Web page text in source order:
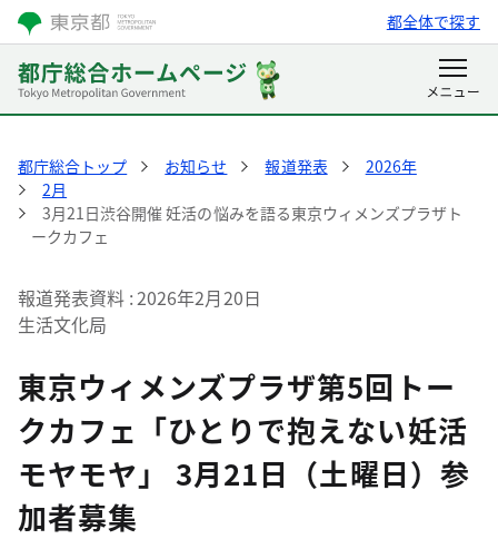
都全体で探す
都庁総合トップ お知らせ 報道発表
2026年
2月
3月21日渋谷開催 妊活の悩みを語る東京ウィメンズプラザト
ークカフェ
報道発表資料 2026年2月20日
生活文化局
東京ウィメンズプラザ第5回トー
クカフェ「ひとりで抱えない妊活
モヤモヤ」 3月21日（土曜日）参
加者募集